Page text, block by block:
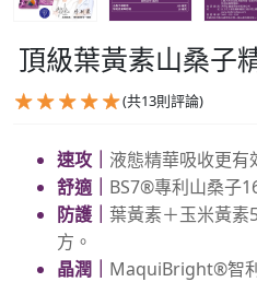
頂級葉黃素山桑子
(共13則評論)
速攻｜ 液態精華吸收更有
舒適｜ BS7®專利山桑子
防護｜ 葉黃素＋玉米黃
方。
晶潤｜ MaquiBright®智